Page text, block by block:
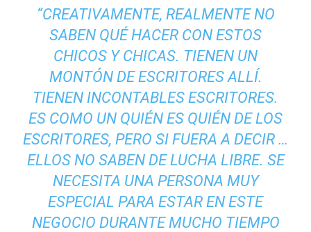
“CREATIVAMENTE, REALMENTE NO
SABEN QUÉ HACER CON ESTOS
CHICOS Y CHICAS. TIENEN UN
MONTÓN DE ESCRITORES ALLÍ.
TIENEN INCONTABLES ESCRITORES.
ES COMO UN QUIÉN ES QUIÉN DE LOS
ESCRITORES, PERO SI FUERA A DECIR …
ELLOS NO SABEN DE LUCHA LIBRE. SE
NECESITA UNA PERSONA MUY
ESPECIAL PARA ESTAR EN ESTE
NEGOCIO DURANTE MUCHO TIEMPO